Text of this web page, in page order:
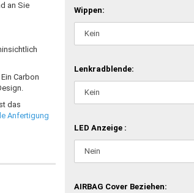
Wippen:
Lenkradblende:
LED Anzeige :
AIRBAG Cover Beziehen:
an Sie
Carbon
das
Anfertigung